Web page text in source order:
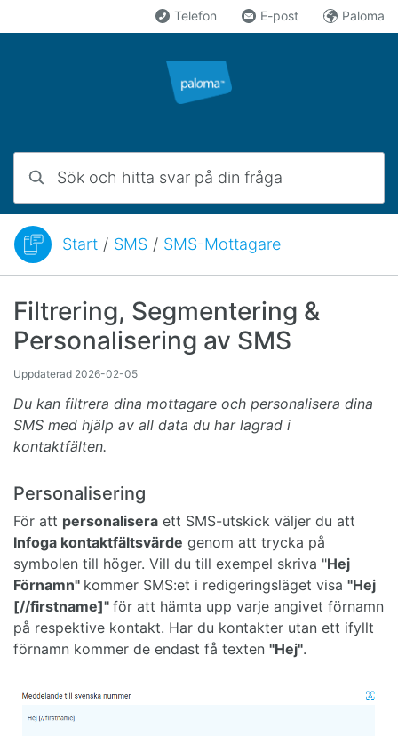
Telefon E-post Paloma
Du är här:Start / SMS / SMS-Mottagare
Filtrering, Segmentering &
Personalisering av SMS
Uppdaterad 2026-02-05
Du kan filtrera dina mottagare och personalisera dina
SMS med hjälp av all data du har lagrad i
kontaktfälten.
Personalisering
För att personalisera ett SMS-utskick väljer du att
Infoga kontaktfältsvärde genom att trycka på
symbolen till höger. Vill du till exempel skriva "Hej
Förnamn" kommer SMS:et i redigeringsläget visa "Hej
[//firstname]" för att hämta upp varje angivet förnamn
på respektive kontakt. Har du kontakter utan ett ifyllt
förnamn kommer de endast få texten "Hej".